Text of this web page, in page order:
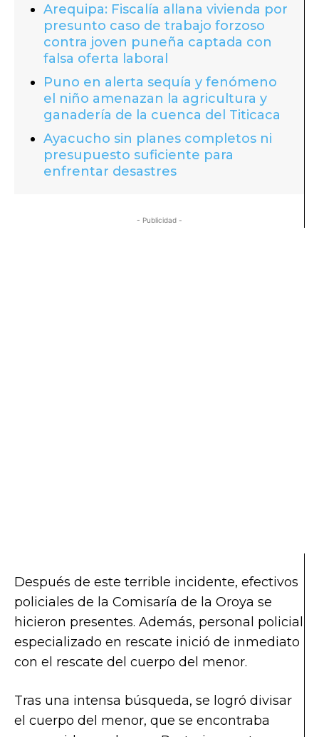
Arequipa: Fiscalía allana vivienda por
presunto caso de trabajo forzoso
contra joven puneña captada con
falsa oferta laboral
Puno en alerta sequía y fenómeno
el niño amenazan la agricultura y
ganadería de la cuenca del Titicaca
Ayacucho sin planes completos ni
presupuesto suficiente para
enfrentar desastres
- Publicidad -
Después de este terrible incidente, efectivos
policiales de la Comisaría de la Oroya se
hicieron presentes. Además, personal policial
especializado en rescate inició de inmediato
con el rescate del cuerpo del menor.
Tras una intensa búsqueda, se logró divisar
el cuerpo del menor, que se encontraba